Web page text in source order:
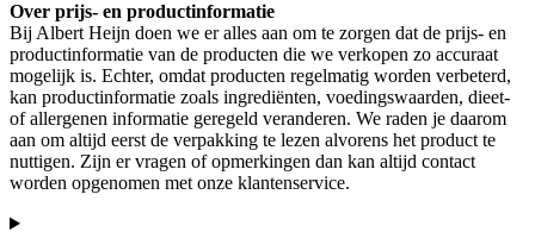
Over prijs- en productinformatie
Bij Albert Heijn doen we er alles aan om te zorgen dat de prijs- en
productinformatie van de producten die we verkopen zo accuraat
mogelijk is. Echter, omdat producten regelmatig worden verbeterd,
kan productinformatie zoals ingrediënten, voedingswaarden, dieet-
of allergenen informatie geregeld veranderen. We raden je daarom
aan om altijd eerst de verpakking te lezen alvorens het product te
nuttigen. Zijn er vragen of opmerkingen dan kan altijd contact
worden opgenomen met onze klantenservice.